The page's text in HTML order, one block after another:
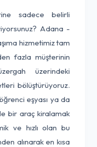
sadece belirli
Adana -
hizmetimiz tam
fazla müşterinin
üzerindeki
bölüştürüyoruz.
eşyası ya da
bir araç kiralamak
ve hızlı olan bu
alınarak en kısa